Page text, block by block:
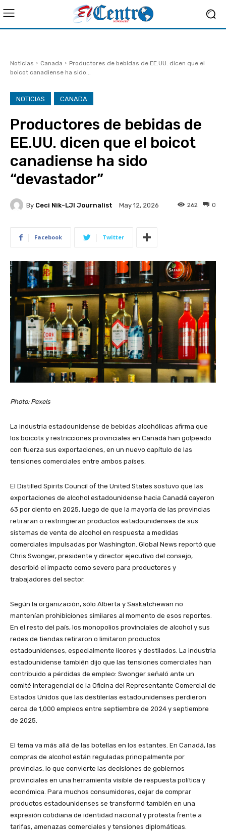
Noticias Canada
Productores de bebidas de EE.UU. dicen que el
boicot canadiense ha sido...
NOTICIAS CANADA
Productores de bebidas de
EE.UU. dicen que el boicot
canadiense ha sido
“devastador”
By Ceci Nik-LJI Journalist May 12, 2026 0
262
Facebook Twitter
Photo: Pexels
La industria estadounidense de bebidas alcohólicas afirma que
los boicots y restricciones provinciales en Canadá han golpeado
con fuerza sus exportaciones, en un nuevo capítulo de las
tensiones comerciales entre ambos países.
El Distilled Spirits Council of the United States sostuvo que las
exportaciones de alcohol estadounidense hacia Canadá cayeron
63 por ciento en 2025, luego de que la mayoría de las provincias
retiraran o restringieran productos estadounidenses de sus
sistemas de venta de alcohol en respuesta a medidas
comerciales impulsadas por Washington. Global News reportó que
Chris Swonger, presidente y director ejecutivo del consejo,
describió el impacto como severo para productores y
trabajadores del sector.
Según la organización, sólo Alberta y Saskatchewan no
mantenían prohibiciones similares al momento de esos reportes.
En el resto del país, los monopolios provinciales de alcohol y sus
redes de tiendas retiraron o limitaron productos
estadounidenses, especialmente licores y destilados. La industria
estadounidense también dijo que las tensiones comerciales han
contribuido a pérdidas de empleo: Swonger señaló ante un
comité interagencial de la Oficina del Representante Comercial de
Estados Unidos que las destilerías estadounidenses perdieron
cerca de 1,000 empleos entre septiembre de 2024 y septiembre
de 2025.
El tema va más allá de las botellas en los estantes. En Canadá, las
compras de alcohol están reguladas principalmente por
provincias, lo que convierte las decisiones de gobiernos
provinciales en una herramienta visible de respuesta política y
económica. Para muchos consumidores, dejar de comprar
productos estadounidenses se transformó también en una
expresión cotidiana de identidad nacional y protesta frente a
tarifas, amenazas comerciales y tensiones diplomáticas.